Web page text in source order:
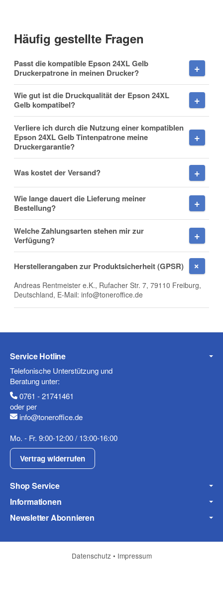
Nachname
E-Mail
Fax
Frage zum Artikel
Ihre Frage
Häufig gestellte Fragen
Passt die kompatible Epson 24XL Gelb
Druckerpatrone in meinen Drucker?
Wie gut ist die Druckqualität der Epson 24XL
Gelb kompatibel?
Verliere ich durch die Nutzung einer kompatiblen
Epson 24XL Gelb Tintenpatrone meine
Druckergarantie?
Was kostet der Versand?
Wie lange dauert die Lieferung meiner
Bestellung?
Welche Zahlungsarten stehen mir zur
Verfügung?
Herstellerangaben zur Produktsicherheit (GPSR)
Andreas Rentmeister e.K., Rufacher Str. 7, 79110 Freiburg,
Deutschland, E-Mail: info@toneroffice.de
Service Hotline
Telefonische Unterstützung und
Beratung unter:
0761 - 21741461
oder per
info@toneroffice.de
Mo. - Fr. 9:00-12:00 / 13:00-16:00
Vertrag widerrufen
Shop Service
Informationen
Newsletter Abonnieren
Datenschutz • Impressum